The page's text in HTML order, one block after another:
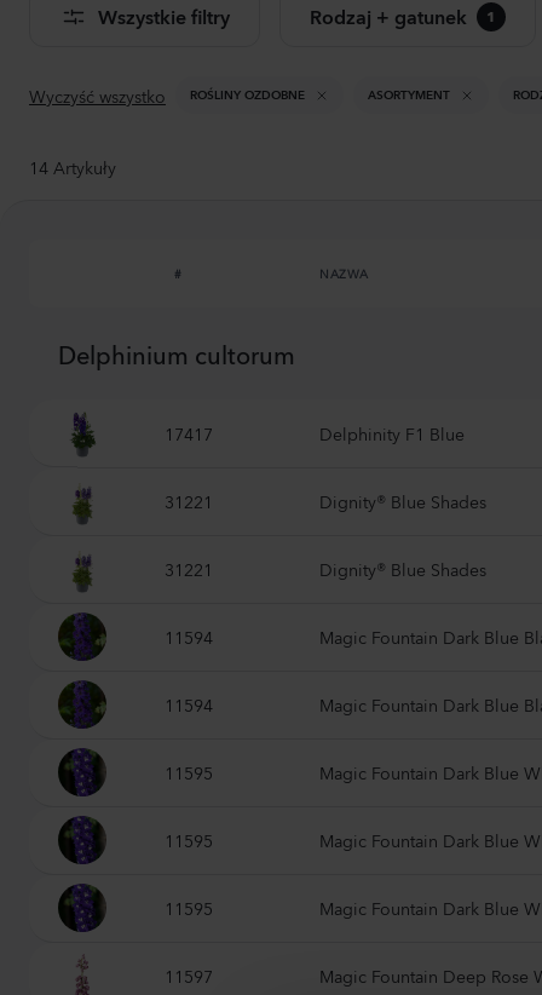
Wszystkie filtry Rodzaj + gatunek 1
Wyczyść wszystko ROŚLINY OZDOBNE ASORTYMENT
14 Artykuły
# NAZWA
Delphinium cultorum
17417 Delphinity F1 Blue
31221 Dignity® Blue Shades
31221 Dignity® Blue Shades
11594 Magic Fountain Dark Blue
11594 Magic Fountain Dark Blue
11595 Magic Fountain Dark Blue
11595 Magic Fountain Dark Blue
11595 Magic Fountain Dark Blue
11597 Magic Fountain Deep Rose